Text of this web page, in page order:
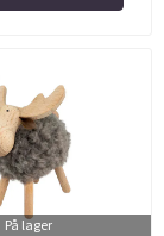
På lager